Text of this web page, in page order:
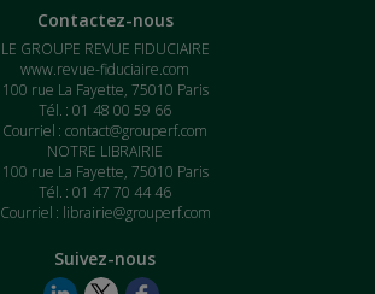
Contactez-nous
LE GROUPE REVUE FIDUCIAIRE
www.revue-fiduciaire.com
100 rue La Fayette, 75010 Paris
Tél. : 01 48 00 59 66
Courriel : contact@grouperf.com
NOTRE LIBRAIRIE
100 rue La Fayette, 75010 Paris
Tél. : 01 47 70 44 46
Courriel : librairie@grouperf.com
Suivez-nous